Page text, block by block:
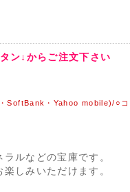
ン↓からご注文下さい
SoftBank・Yahoo mobile)/○コ
ルなどの宝庫です。
しみいただけます。